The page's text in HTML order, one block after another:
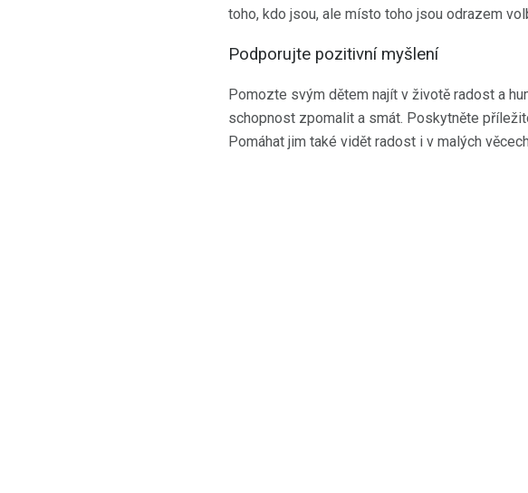
toho, kdo jsou, ale místo toho jsou odrazem
Podporujte pozitivní myšlení
Pomozte svým dětem najít v životě radost a
schopnost zpomalit a smát. Poskytněte
Pomáhat jim také vidět radost i v malých